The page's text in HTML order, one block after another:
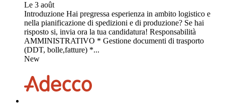
Le 3 août
Introduzione Hai pregressa esperienza in ambito logistico e
nella pianificazione di spedizioni e di produzione? Se hai
risposto si, invia ora la tua candidatura! Responsabilità
AMMINISTRATIVO * Gestione documenti di trasporto
(DDT, bolle,fatture) *...
New